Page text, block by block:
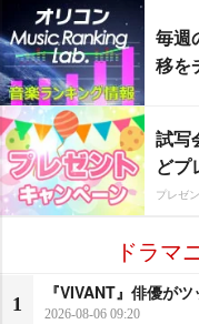
毎週
移を
試写
どプ
プレゼ
ドラマ
1
『VIVANT』俳優が
2026-08-06 09:20